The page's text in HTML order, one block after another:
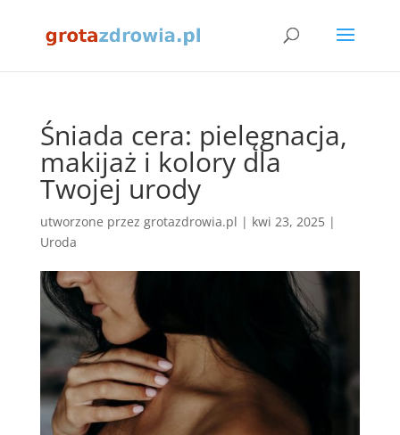
Śniada cera: pielęgnacja,
makijaż i kolory dla
Twojej urody
utworzone przez grotazdrowia.pl | kwi 23, 2025|
Uroda